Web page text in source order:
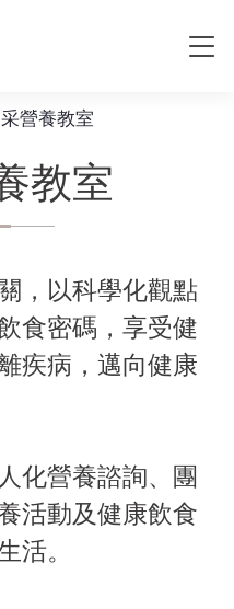
營養教室
教室
，以科學化觀點
食密碼，享受健
疾病，邁向健康
化營養諮詢、團
活動及健康飲食
活。